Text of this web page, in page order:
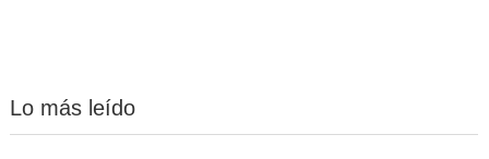
Lo más leído